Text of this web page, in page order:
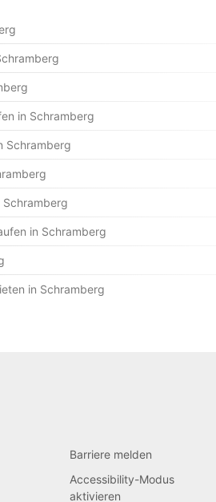
in Schramberg
Schramberg
in Schramberg
in Schramberg
Barriere melden
Accessibility-Modus
aktivieren